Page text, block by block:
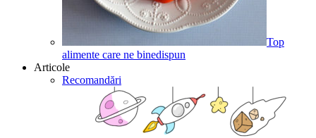
Top
alimente care ne binedispun
Articole
Recomandări